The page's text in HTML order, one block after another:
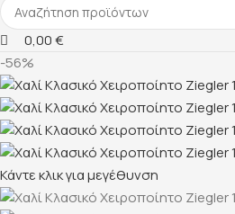
0,00€
-56%
Κάντε κλικ για μεγέθυνση